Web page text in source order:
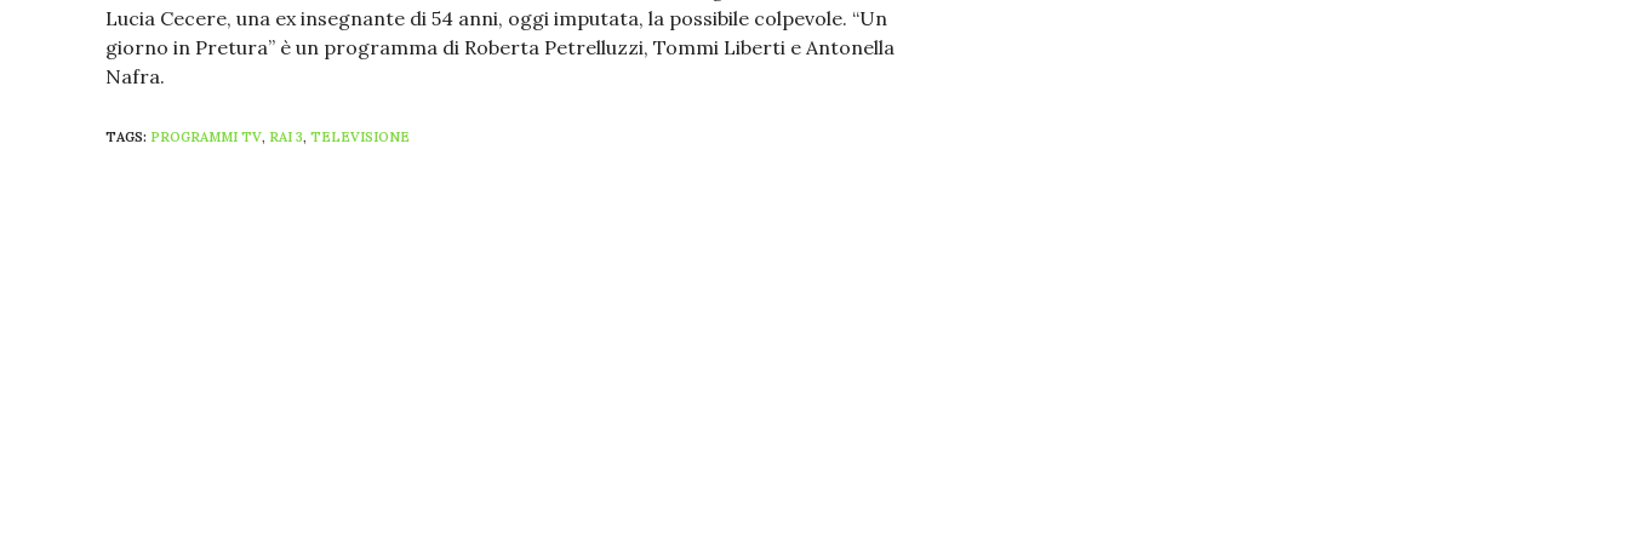
Lucia Cecere, una ex insegnante di 54 anni, oggi imputata, la possibile colpevole. “Un
giorno in Pretura” è un programma di Roberta Petrelluzzi, Tommi Liberti e Antonella
Nafra.
TAGS: PROGRAMMI TV, RAI 3, TELEVISIONE